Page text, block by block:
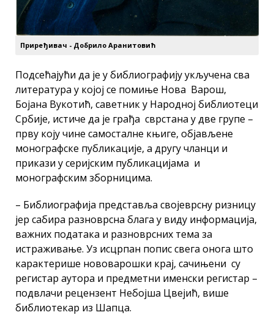
Приређивач - Добрило Аранитовић
Подсећајући да је у библиографију укључена сва
литература у којој се помиње Нова Варош,
Бојана Вукотић, саветник у Народној библиотеци
Србије, истиче да је грађа сврстана у две групе –
прву коју чине самосталне књиге, објављене
монографске публикације, а другу чланци и
прикази у серијским публикацијама и
монографским зборницима.
– Библиографија представља својеврсну ризницу
јер сабира разноврсна блага у виду информација,
важних података и разноврсних тема за
истраживање. Уз исцрпан попис свега онога што
карактерише нововарошки крај, сачињени су
регистар аутора и предметни именски регистар –
подвлачи рецензент Небојша Цвејић, више
библиотекар из Шапца.